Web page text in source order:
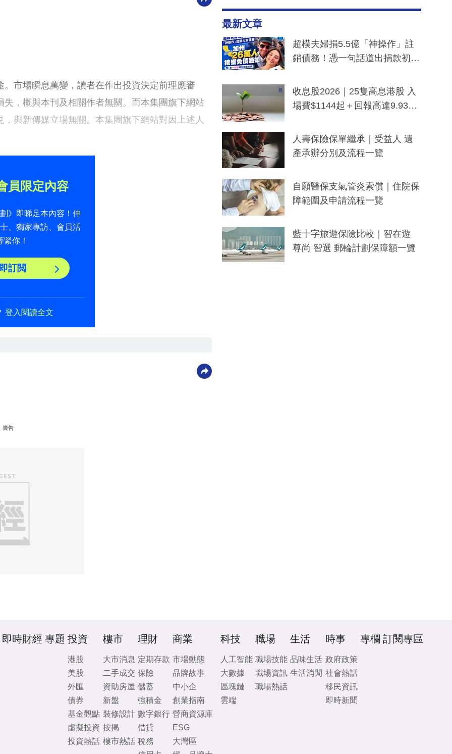
市場瞬息萬變，讀者在作出投資決定前理應審
，概與本刊及相關作者無關。而本集團旗下網站
與新傳媒立場無關。本集團旗下網站對因上述人
員限定內容
》即睇足本內容！仲
、獨家專訪、會員活
緊你！
訂閲
登入閱讀全文
廣告
最新文章
超模夫婦捐5.5億「神操作」註
銷債務！憑一句話道出捐款初
一度被誤當詐騙手段
收息股2026｜25隻高息港股 入
場費$1144起＋回報高達9.93
人壽保險保單繼承｜受益人 遺
產承辦分別及流程一覽
自願醫保支氣管炎索償｜住院保
障範圍及申請流程一覽
藍十字旅遊保險比較｜智在遊
尊尚 智選 郵輪計劃保障額一覽
即時財經 專題 投資
港股
美股
外匯
債券
基金觀點
虛擬投資
投資熱話
樓市
大市消息
二手成交
資助房屋
新盤
裝修設計
按揭
樓市熱話
理財
定期存款
保險
儲蓄
強積金
數字銀行
借貸
稅務
商業
市場動態
品牌故事
中小企
創業指南
營商資源庫
ESG
大灣區
科技
人工智能
大數據
區塊鏈
雲端
職場
職場技能
職場資訊
職場熱話
生活
品味生活
生活消閒
時事
政府政策
社會熱話
移民資訊
即時新聞
專欄 訂閱專區